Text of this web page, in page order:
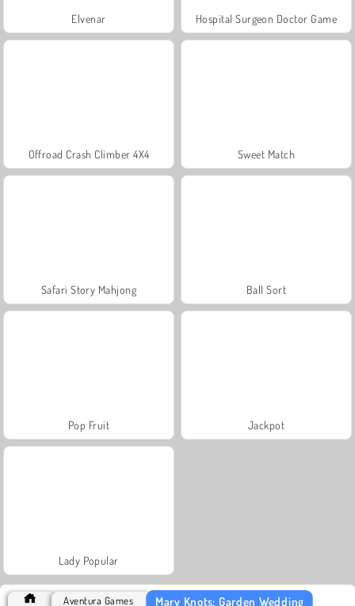
Elvenar Hospital Surgeon Doctor Game
Offroad Crash Climber 4X4 Sweet Match
Safari Story Mahjong Ball Sort
Pop Fruit Jackpot
Lady Popular
Aventura Games Mary Knots: Garden Wedding